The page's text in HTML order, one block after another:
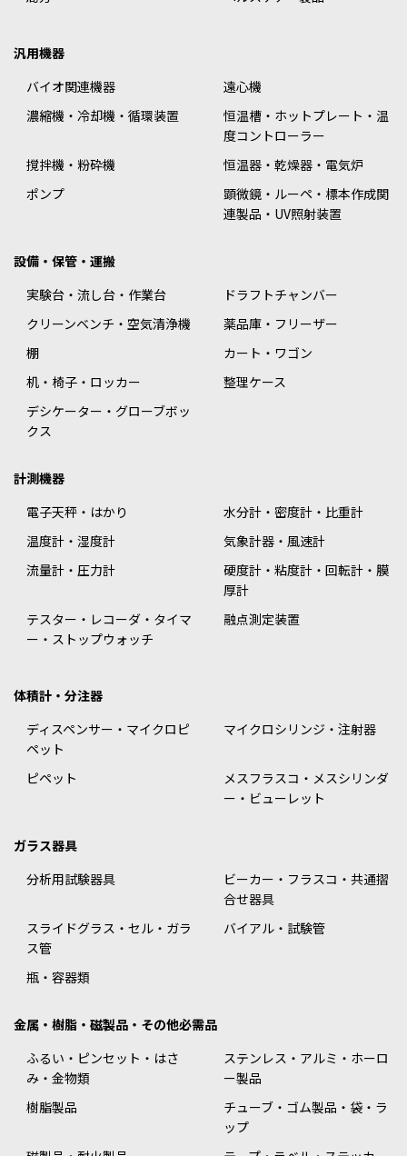
汎用機器
バイオ関連機器
遠心機
濃縮機・冷却機・循環装置
恒温槽・ホットプレート・温
度コントローラー
撹拌機・粉砕機
恒温器・乾燥器・電気炉
ポンプ
顕微鏡・ルーペ・標本作成関
連製品・UV照射装置
設備・保管・運搬
実験台・流し台・作業台
ドラフトチャンバー
クリーンベンチ・空気清浄機
薬品庫・フリーザー
棚
カート・ワゴン
机・椅子・ロッカー
整理ケース
デシケーター・グローブボッ
クス
計測機器
電子天秤・はかり
水分計・密度計・比重計
温度計・湿度計
気象計器・風速計
流量計・圧力計
硬度計・粘度計・回転計・膜
厚計
テスター・レコーダ・タイマ
ー・ストップウォッチ
融点測定装置
体積計・分注器
ディスペンサー・マイクロピ
ペット
マイクロシリンジ・注射器
ピペット
メスフラスコ・メスシリンダ
ー・ビューレット
ガラス器具
分析用試験器具
ビーカー・フラスコ・共通摺
合せ器具
スライドグラス・セル・ガラ
ス管
バイアル・試験管
瓶・容器類
金属・樹脂・磁製品・その他必需品
ふるい・ピンセット・はさ
み・金物類
ステンレス・アルミ・ホーロ
ー製品
樹脂製品
チューブ・ゴム製品・袋・ラ
ップ